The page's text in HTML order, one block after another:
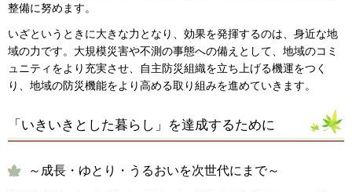
整備に努めます。
いざというときに大きな力となり、効果を発揮するのは、身近な地
域の力です。大規模災害や不測の事態への備えとして、地域のコミ
ュニティをより充実させ、自主防災組織を立ち上げる機運をつく
り、地域の防災機能をより高める取り組みを進めていきます。
「いきいきとした暮らし」を達成するために
～成長・ゆとり・うるおいを次世代にまで～